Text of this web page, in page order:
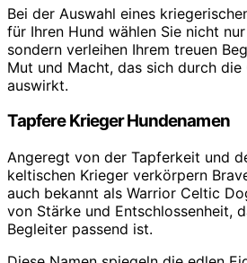
Bei der Auswahl eines
für Ihren Hund wählen Sie nicht
sondern verleihen Ihrem treuen
Mut und Macht, das sich durch
auswirkt.
Tapfere Krieger Hundenamen
Angeregt von der Tapferkeit und
keltischen Krieger verkörpern
auch bekannt als Warrior Celtic
von Stärke und Entschlossenheit,
Begleiter passend ist.